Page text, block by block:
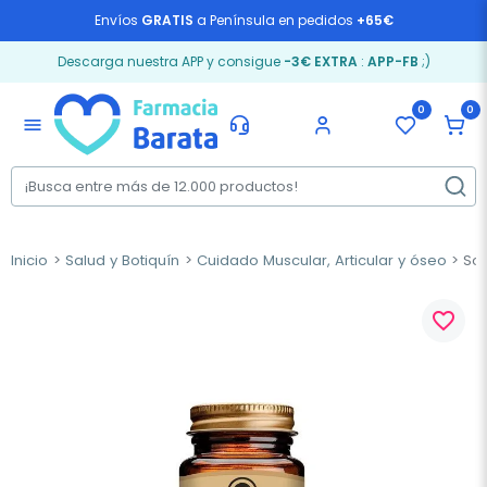
Envíos GRATIS a Península en pedidos +65€
Descarga nuestra APP y consigue -3€ EXTRA: APP-FB ;)
menu
0 0
Inicio Salud y Botiquín Cuidado Muscular, Articular y óseo
favorite_border